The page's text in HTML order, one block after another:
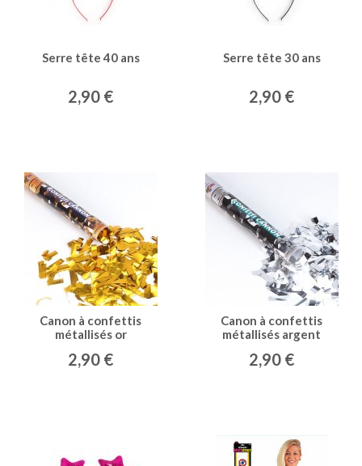
Serre tête 40 ans
2,90 €
Serre tête 30 ans
2,90 €
Canon à confettis
métallisés or
2,90 €
Canon à confettis
métallisés argent
2,90 €